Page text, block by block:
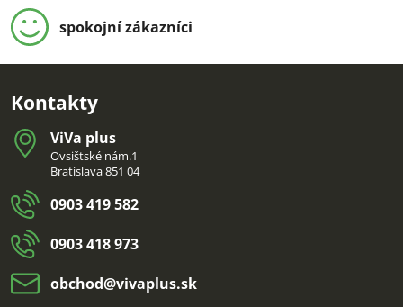
spokojní zákazníci
Kontakty
ViVa plus
Ovsištské nám.1
Bratislava 851 04
0903 419 582
0903 418 973
obchod​@vivaplus​.sk